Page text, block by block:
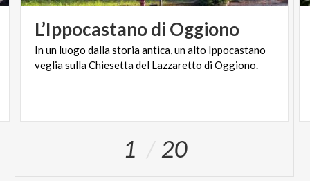
L’Ippocastanodi Oggiono
Inun luogo dallastoriaantica,unalto Ippocastano
vegliasullaChiesettadel Lazzaretto diOggiono.
1 20